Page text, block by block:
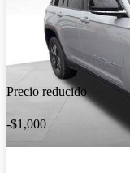
Precio reducido
-$1,000